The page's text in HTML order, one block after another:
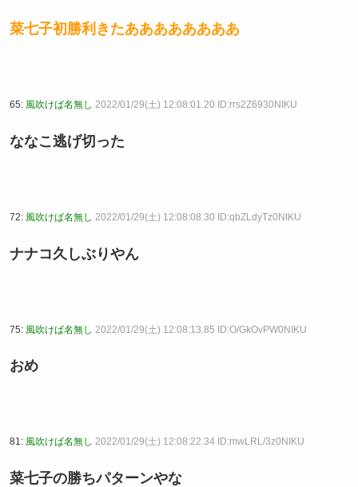
菜七子初勝利きたああああああああ
65: 風吹けば名無し 2022/01/29(土) 12:08:01.20 ID:rrs2Z6930NIKU
ななこ逃げ切った
72: 風吹けば名無し 2022/01/29(土) 12:08:08.30 ID:qbZLdyTz0NIKU
ナナコ久しぶりやん
75: 風吹けば名無し 2022/01/29(土) 12:08:13.85 ID:O/GkOvPW0NIKU
おめ
81: 風吹けば名無し 2022/01/29(土) 12:08:22.34 ID:mwLRL/3z0NIKU
菜七子の勝ちパターンやな